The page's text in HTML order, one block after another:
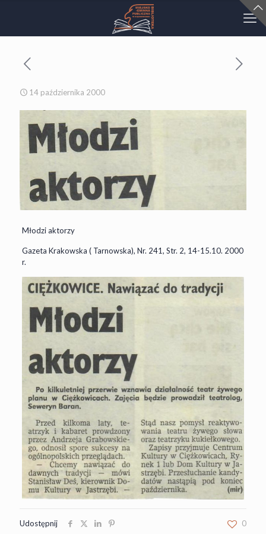
14 października 2000
Młodzi aktorzy
Gazeta Krakowska ( Tarnowska), Nr. 241, Str. 2, 14-15.10. 2000
r.
Udostępnij 0